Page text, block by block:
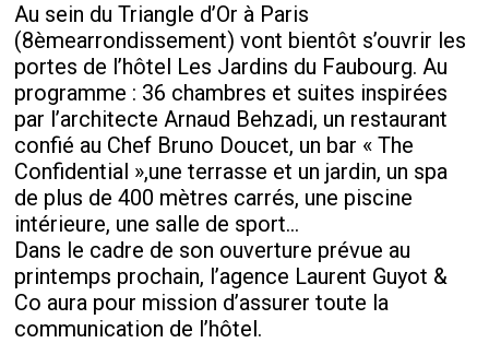
Au sein du Triangle d’Or à Paris
(8èmearrondissement) vont bientôt s’ouvrir les
portes de l’hôtel Les Jardins du Faubourg. Au
programme : 36 chambres et suites inspirées
par l’architecte Arnaud Behzadi, un restaurant
confié au Chef Bruno Doucet, un bar « The
Confidential »,une terrasse et un jardin, un spa
de plus de 400 mètres carrés, une piscine
intérieure, une salle de sport…
Dans le cadre de son ouverture prévue au
printemps prochain, l’agence Laurent Guyot &
Co aura pour mission d’assurer toute la
communication de l’hôtel.